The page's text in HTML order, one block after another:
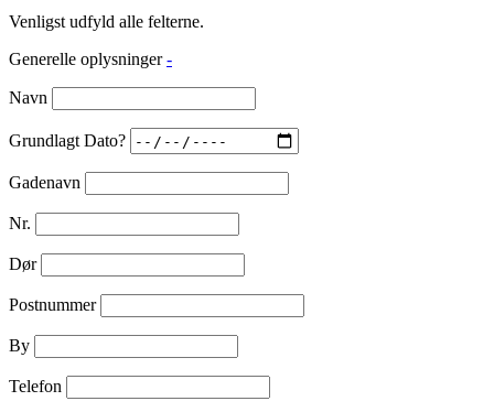
Venligst udfyld alle felterne.
Generelle oplysninger -
Navn
Grundlagt Dato?
Gadenavn
Nr.
Dør
Postnummer
By
Telefon